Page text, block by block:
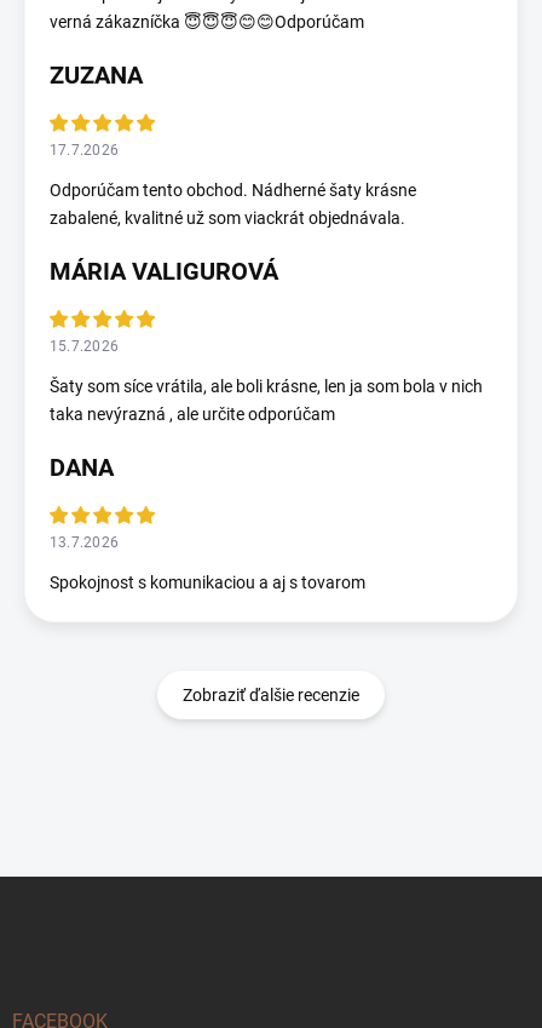
verná zákazníčka 😇😇😇😊😊Odporúčam
ZUZANA
17.7.2026
Odporúčam tento obchod. Nádherné šaty krásne
zabalené, kvalitné už som viackrát objednávala.
MÁRIA VALIGUROVÁ
15.7.2026
Šaty som síce vrátila, ale boli krásne, len ja som bola v nich
taka nevýrazná , ale určite odporúčam
DANA
13.7.2026
Spokojnost s komunikaciou a aj s tovarom
Zobraziť ďalšie recenzie
FACEBOOK